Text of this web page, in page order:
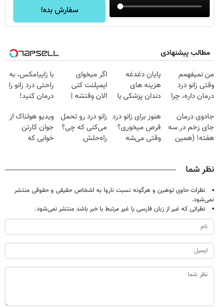
سفارش بده!
مطالب پیشنهادی
من نمیفهمم
وقتی زانو درد
درمان داره، چرا
تحمل میکنی؟❗
پایان دغدغه
هزینه های
دندان پزشکی با
خانگی
اگر میخوای
ایمپلنت کنی
الان وقتشه |
میلیون تومان!!!
با زاپیامکس، به
راحتی درد زانو را
درمان کنید!
جادوی درمان
جای زخم در سه
هفته! (همین
هنوز برای زانو درد
قرص میخوری؟
وقتی می‌شه
زانو درد رو تحمل
می‌کنی که چی؟
راه‌حلش
ویدیو هولناک از
جوان کارتن
خوابی که
نظر شما
نظرات حاوی توهین و هرگونه نسبت ناروا به اشخاص حقیقی و حقوقی منتشر
نمی‌شود.
نظراتی که غیر از زبان فارسی یا غیر مرتبط با خبر باشد منتشر نمی‌شود.